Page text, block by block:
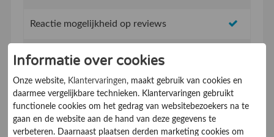
Reactie mogelijkheid op reviews
Topvermeldingen op de website
SEO vriendelijk concept, beter vindbaar in
Google
Mobiel vriendelijk systeem
Informatie over cookies
Onze website, Klantervaringen, maakt gebruik van cookies en
daarmee vergelijkbare technieken. Klantervaringen gebruikt
functionele cookies om het gedrag van websitebezoekers na te
gaan en de website aan de hand van deze gegevens te
verbeteren. Daarnaast plaatsen derden marketing cookies om